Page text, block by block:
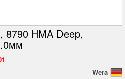
8790 HMA Deep,
Wera